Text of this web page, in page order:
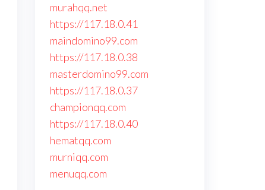
murahqq.net
https://117.18.0.41
maindomino99.com
https://117.18.0.38
masterdomino99.com
https://117.18.0.37
championqq.com
https://117.18.0.40
hematqq.com
murniqq.com
menuqq.com